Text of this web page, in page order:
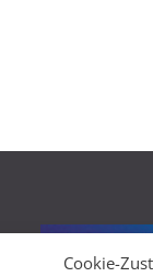
Cookie-